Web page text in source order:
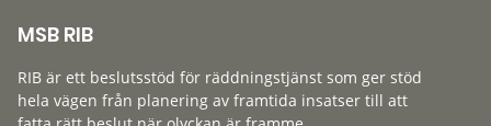
MSB RIB
RIB är ett beslutsstöd för räddningstjänst som ger stöd
hela vägen från planering av framtida insatser till att